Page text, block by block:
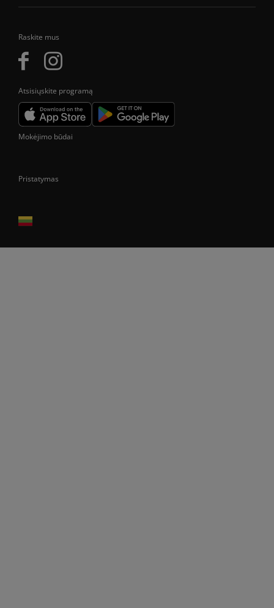
Raskite mus
Atsisiųskite programą
Mokėjimo būdai
Pristatymas